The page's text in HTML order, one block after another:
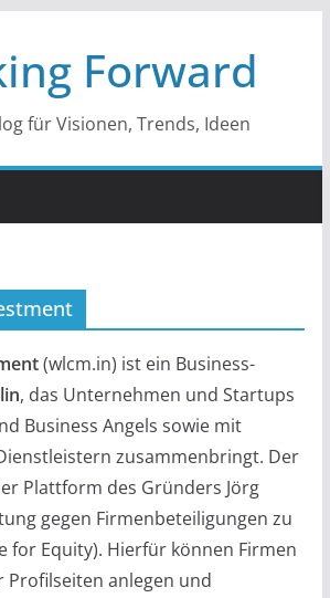
Forward
für Visionen, Trends, Ideen
(wlcm.in) ist ein Business-
, das Unternehmen und Startups
Business Angels sowie mit
zusammenbringt. Der
Plattform des Gründers Jörg
gegen Firmenbeteiligungen zu
for Equity). Hierfür können Firmen
Profilseiten anlegen und